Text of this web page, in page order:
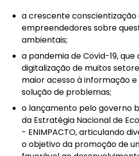
a crescente conscientização
empreendedores sobre
ambientais;
a pandemia de Covid-19,
digitalização de muitos
maior acesso à informação
solução de problemas;
o lançamento pelo governo
da Estratégia Nacional de
- ENIMPACTO, articulando
o objetivo da promoção de